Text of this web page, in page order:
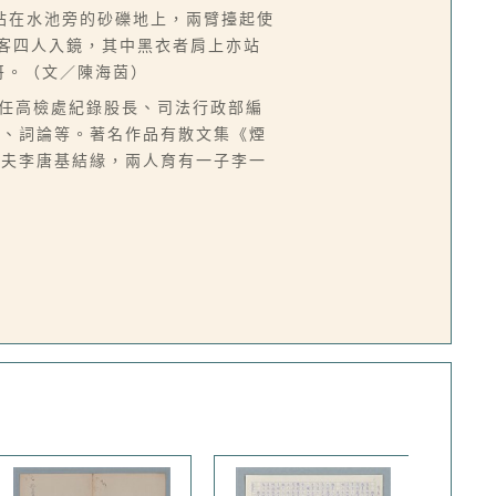
水池旁的砂礫地上，兩臂擡起使
四人入鏡，其中黑衣者肩上亦站
（文／陳海茵）
高檢處紀錄股長、司法行政部編
詞論等。著名作品有散文集《煙
李唐基結緣，兩人育有一子李一